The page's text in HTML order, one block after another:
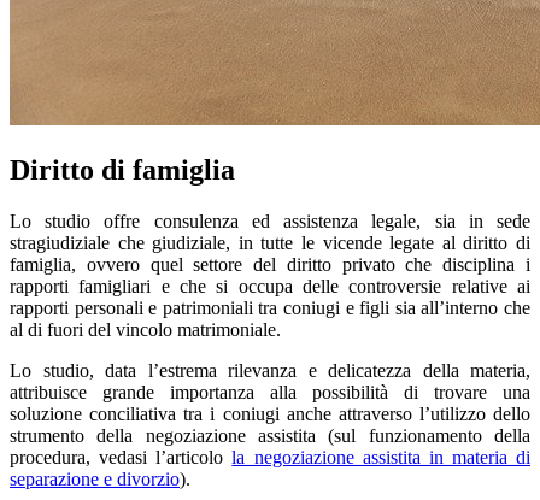
Diritto di famiglia
Lo studio offre consulenza ed assistenza legale, sia in sede
stragiudiziale che giudiziale, in tutte le vicende legate al diritto di
famiglia, ovvero quel settore del diritto privato che disciplina i
rapporti famigliari e che si occupa delle controversie relative ai
rapporti personali e patrimoniali tra coniugi e figli sia all’interno che
al di fuori del vincolo matrimoniale.
Lo studio, data l’estrema rilevanza e delicatezza della materia,
attribuisce grande importanza alla possibilità di trovare una
soluzione conciliativa tra i coniugi anche attraverso l’utilizzo dello
strumento della negoziazione assistita (sul funzionamento della
procedura, vedasi l’articolola negoziazione assistita in materia di
separazione e divorzio).